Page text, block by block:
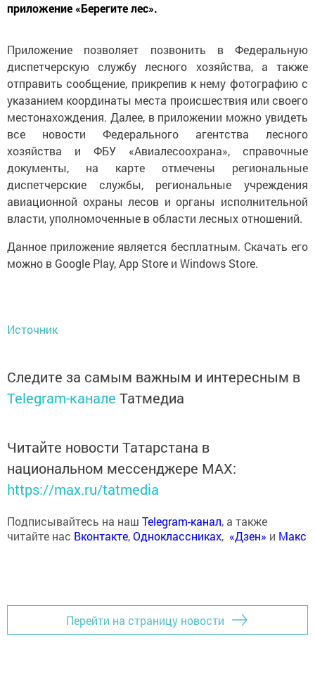
приложение «Берегите лес».
Приложение позволяет позвонить в Федеральную
диспетчерскую службу лесного хозяйства, а также
отправить сообщение, прикрепив к нему фотографию с
указанием координаты места происшествия или своего
местонахождения. Далее, в приложении можно увидеть
все новости Федерального агентства лесного
хозяйства и ФБУ «Авиалесоохрана», справочные
документы, на карте отмечены региональные
диспетчерские службы, региональные учреждения
авиационной охраны лесов и органы исполнительной
власти, уполномоченные в области лесных отношений.
Данное приложение является бесплатным. Скачать его
можно в Google Play, App Store и Windows Store.
Источник
Следите за самым важным и интересным в
Telegram-канале Татмедиа
Читайте новости Татарстана в
национальном мессенджере MАХ:
https://max.ru/tatmedia
Подписывайтесь на наш Telegram-канал, а также
читайте нас Вконтакте,Одноклассниках, «Дзен» и Макс
Перейти на страницу новости